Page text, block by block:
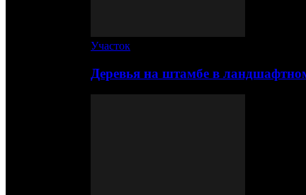
Участок
Деревья на штамбе в